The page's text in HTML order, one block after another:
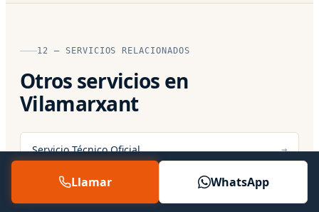
12 — SERVICIOS RELACIONADOS
Otros servicios en
Vilamarxant
Servicio Técnico Oficial
Servicio Técnico 24 Horas
Llamar WhatsApp